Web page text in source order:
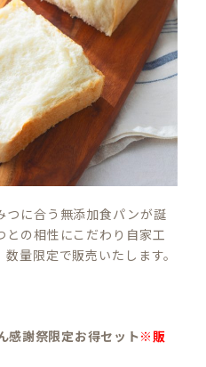
つに合う無添加食パンが誕
との相性にこだわり自家工
量限定で販売いたします。
感謝祭限定お得セット※販